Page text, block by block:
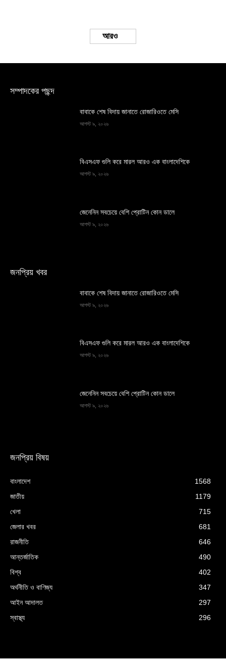
Load more
সম্পাদকের পছন্দ
বাবাকে শেষ বিদায় জানাতে রোজারিওতে মেসি
আগস্ট ৯, ২০২৬
বিএসএফ গুলি করে মারল আরও এক বাংলাদেশিকে
আগস্ট ৯, ২০২৬
জেনেনিন সবচেয়ে বেশি প্রোটিন কোন ডালে
আগস্ট ৯, ২০২৬
জনপ্রিয় খবর
বাবাকে শেষ বিদায় জানাতে রোজারিওতে মেসি
আগস্ট ৯, ২০২৬
বিএসএফ গুলি করে মারল আরও এক বাংলাদেশিকে
আগস্ট ৯, ২০২৬
জেনেনিন সবচেয়ে বেশি প্রোটিন কোন ডালে
আগস্ট ৯, ২০২৬
জনপ্রিয় বিষয়
বাংলাদেশ
1568
জাতীয়
1179
খেলা
715
জেলার খবর
681
রাজনীতি
646
আন্তর্জাতিক
490
বিশ্ব
402
অর্থনীতি ও বাণিজ্য
347
আইন আদালত
297
স্বাস্থ্য
296